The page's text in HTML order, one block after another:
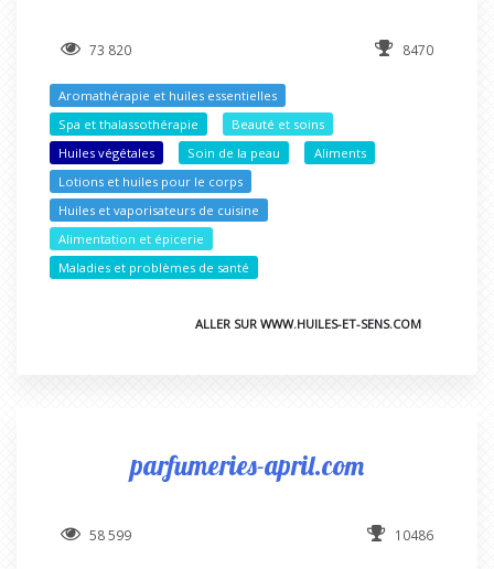
73 820 8470
Aromathérapie et huiles essentielles
Spa et thalassothérapie
Beauté et soins
Huiles végétales
Soin de la peau
Aliments
Lotions et huiles pour le corps
Huiles et vaporisateurs de cuisine
Alimentation et épicerie
Maladies et problèmes de santé
ALLER SUR WWW.HUILES-ET-SENS.COM
parfumeries-april.com
58 599 10486